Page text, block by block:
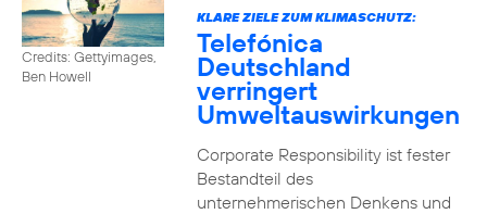
Credits: Gettyimages,
Ben Howell
KLARE ZIELE ZUM KLIMASCHUTZ:
Telefónica
Deutschland
verringert
Umweltauswirkungen
Corporate Responsibility ist fester
Bestandteil des
unternehmerischen Denkens und